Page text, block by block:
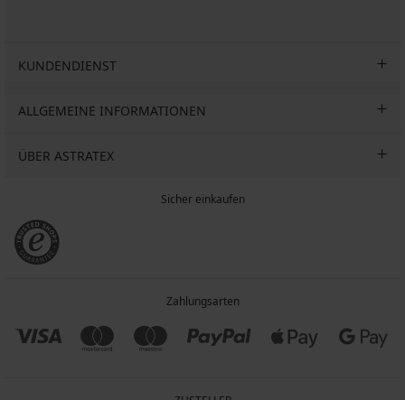
KUNDENDIENST
ALLGEMEINE INFORMATIONEN
ÜBER ASTRATEX
Sicher einkaufen
Zahlungsarten